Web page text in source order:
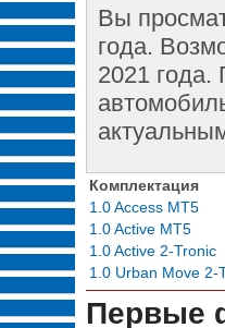
Вы
года.
2021 года.
Комплектация
1.0 Access MT5
1.0 Active MT5
1.0 Active 2-Tronic
1.0 Urban Move 2-
Первые